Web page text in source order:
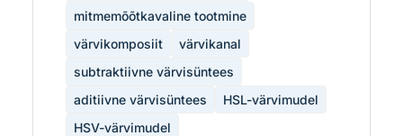
mitmemõõtkavaline tootmine
värvikomposiit
värvikanal
subtraktiivne värvisüntees
aditiivne värvisüntees
HSL-värvimudel
HSV-värvimudel